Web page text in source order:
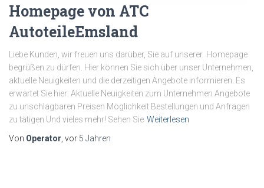
Homepage von ATC
AutoteileEmsland
Liebe Kunden, wir freuen uns darüber, Sie auf unserer Homepage
begrüßen zu dürfen. Hier können Sie sich über unser Unternehmen,
aktuelle Neuigkeiten und die derzeitigen Angebote informieren. Es
erwartet Sie hier: Aktuelle Neuigkeiten zum Unternehmen Angebote
zu unschlagbaren Preisen Möglichkeit Bestellungen und Anfragen
zu tätigen Und vieles mehr! Sehen Sie Weiterlesen
Von Operator , vor 5 Jahren